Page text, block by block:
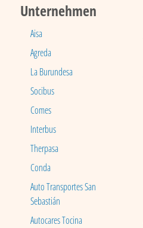
Unternehmen
Aisa
Agreda
La Burundesa
Socibus
Comes
Interbus
Therpasa
Conda
Auto Transportes San
Sebastián
Autocares Tocina